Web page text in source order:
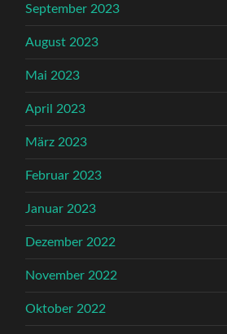
September 2023
August 2023
Mai 2023
April 2023
März 2023
Februar 2023
Januar 2023
Dezember 2022
November 2022
Oktober 2022